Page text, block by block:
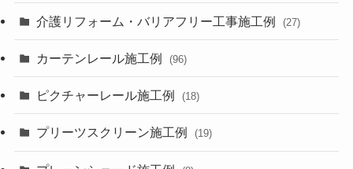
介護リフォーム・バリアフリー工事施工例 (27)
カーテンレール施工例 (96)
ピクチャーレール施工例 (18)
プリーツスクリーン施工例 (19)